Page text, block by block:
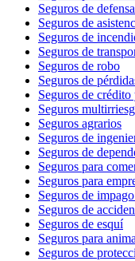
Seguros de
Seguros de
Seguros de
Seguros de
Seguros de robo
Seguros de
Seguros de
Seguros
Seguros agrarios
Seguros de
Seguros de
Seguros para
Seguros para
Seguros de
Seguros de
Seguros de esquí
Seguros para
Seguros de